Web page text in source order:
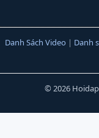
Danh Sách Video | Danh
© 2026